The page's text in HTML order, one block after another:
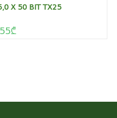
X 50 BIT TX25
₾